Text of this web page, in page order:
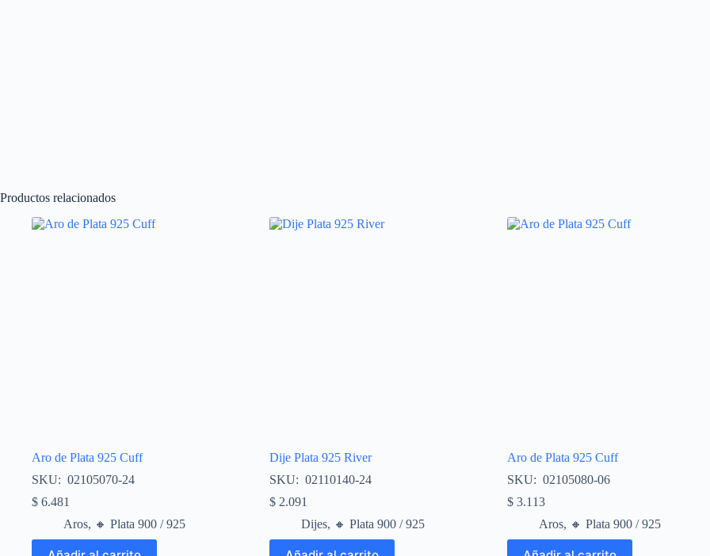
Productos relacionados
Aro de Plata 925 Cuff
SKU: 02105070-24
$ 6.481
Aros, 🔸​ Plata 900 / 925
Dije Plata 925 River
SKU: 02110140-24
$2.091
Dijes, 🔸​ Plata 900 / 925
Aro de Plata 925 Cuff
SKU: 02105080-06
$3.113
Aros, 🔸​ Plata 900 / 925